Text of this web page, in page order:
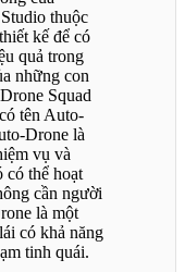
thuộc
kế để có
quả trong
những con
Squad
tên Auto-
Drone là
vụ và
có thể hoạt
cần người
là một
có khả năng
tinh quái.